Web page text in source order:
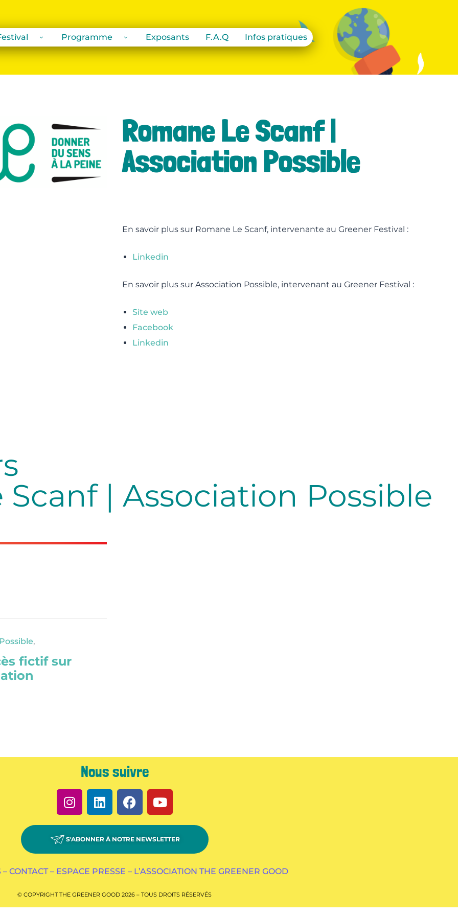
Programme Exposants F.A.Q Infos pratiques
Romane Le Scanf |
Association Possible
En savoir plus sur Romane Le Scanf, intervenante au Greener Festival :
Linkedin
En savoir plus sur Association Possible, intervenant au Greener Festival :
Site web
Facebook
Linkedin
| Association Possible
,
fictif sur
Nous suivre
S'ABONNER À NOTRE NEWSLETTER
– CONTACT – ESPACE PRESSE – L’ASSOCIATION THE GREENER GOOD
© COPYRIGHT THE GREENER GOOD 2026 – TOUS DROITS RÉSERVÉS